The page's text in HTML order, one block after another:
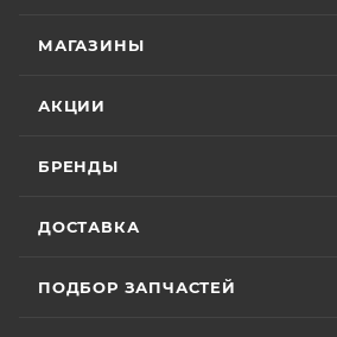
МАГАЗИНЫ
АКЦИИ
БРЕНДЫ
ДОСТАВКА
ПОДБОР ЗАПЧАСТЕЙ